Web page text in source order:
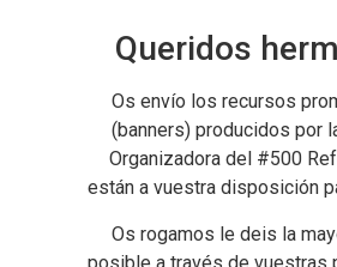
Queridos
Os envío los recursos
(banners) producidos por
Organizadora del #500
están a vuestra disposición
Os rogamos le deis la